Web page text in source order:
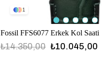
1
Fossil FFS6077 Erkek Kol Saati
₺10.045,00
₺14.350,00